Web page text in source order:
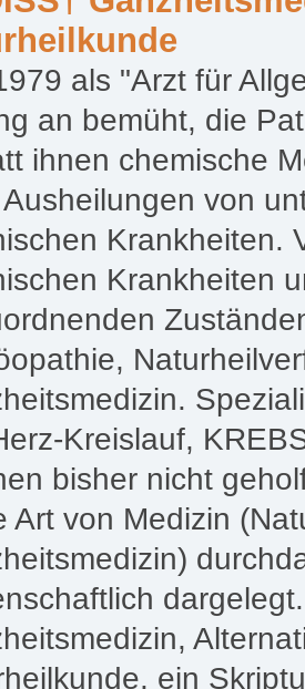
an bemüht, die
ihnen chemische
von
Krankheiten.
Krankheiten
Kreislauf,
bisher nicht
Art von Medizin
ein
und interessierte
Buch zur